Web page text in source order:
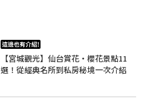
【宮城觀光】仙台賞花・櫻花景點11
選！從經典名所到私房秘境一次介紹